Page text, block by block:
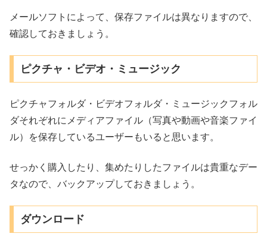
メールソフトによって、保存ファイルは異なりますので、
確認しておきましょう。
ピクチャ・ビデオ・ミュージック
ピクチャフォルダ・ビデオフォルダ・ミュージックフォル
ダそれぞれにメディアファイル（写真や動画や音楽ファイ
ル）を保存しているユーザーもいると思います。
せっかく購入したり、集めたりしたファイルは貴重なデー
タなので、バックアップしておきましょう。
ダウンロード